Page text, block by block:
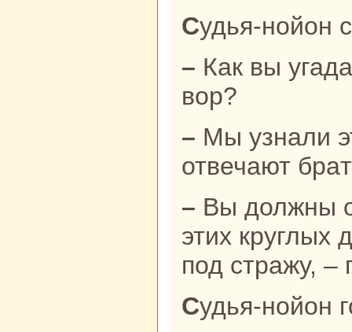
Судья-нойон
– Как вы угадали, что этот человек
вор?
– Мы узнaли это путем гадания, –
отвечают
– Вы должны освободить меня от
этих круглых
под стpaжу, –
Судья-нойон